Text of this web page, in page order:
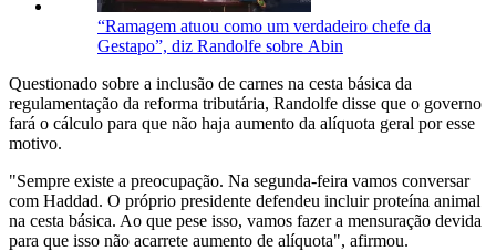
“Ramagem atuou como um verdadeiro chefe da
Gestapo”, diz Randolfe sobre Abin
Questionado sobre a inclusão de carnes na cesta básica da
regulamentação da reforma tributária, Randolfe disse que o governo
fará o cálculo para que não haja aumento da alíquota geral por esse
motivo.
"Sempre existe a preocupação. Na segunda-feira vamos conversar
com Haddad. O próprio presidente defendeu incluir proteína animal
na cesta básica. Ao que pese isso, vamos fazer a mensuração devida
para que isso não acarrete aumento de alíquota", afirmou.